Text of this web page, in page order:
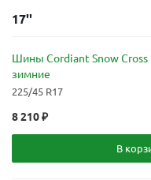
17''
Шины Cordiant Snow
зимние
225/45 R17
8 210₽
В